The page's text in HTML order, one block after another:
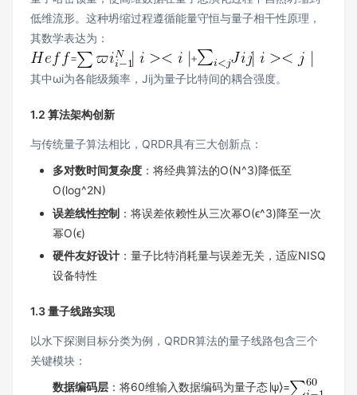
低维流形。这种坍缩过程遵循能量守恒与量子相干性原理，
其数学表达为：
​=
+
其中ωi​为各能级频率，Jij​为量子比特间的耦合强度。
1.2 算法架构创新
与传统量子算法相比，QRDR具有三大创新点：
多对数时间复杂度 ​：将经典算法的O(N^3)降低至
O(log^2N)
误差线性控制 ​：将误差依赖性从三次幂O(ϵ^3)降至一次
幂O(ϵ)
硬件友好设计 ​：量子比特消耗量与误差无关，适应NISQ
设备特性
1.3 量子线路实现
以水下探测目标分类为例，QRDR算法的量子线路包含三个
关键模块：
数据编码层 ​：将60维输入数据编码为量子态∣ψ⟩=